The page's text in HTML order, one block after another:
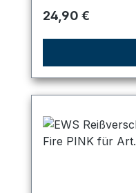
Regulärer Preis:
24,90 €